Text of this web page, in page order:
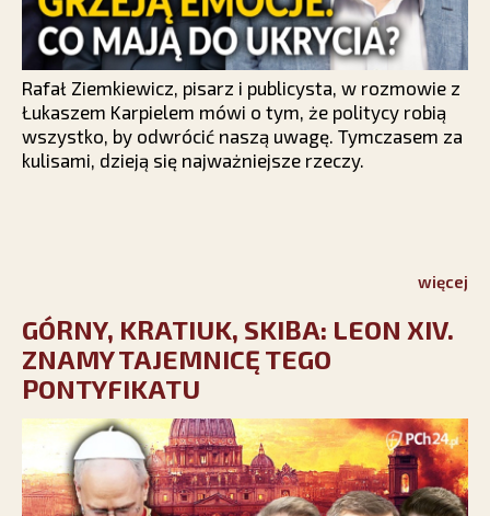
Rafał Ziemkiewicz, pisarz i publicysta, w rozmowie z
Łukaszem Karpielem mówi o tym, że politycy robią
wszystko, by odwrócić naszą uwagę. Tymczasem za
kulisami, dzieją się najważniejsze rzeczy.
więcej
GÓRNY, KRATIUK, SKIBA: LEON XIV.
ZNAMY TAJEMNICĘ TEGO
PONTYFIKATU